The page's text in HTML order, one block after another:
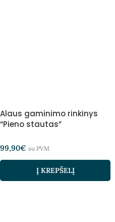
Alaus gaminimo rinkinys
“Pieno stautas”
99,90€ su PVM
Į KREPŠELĮ